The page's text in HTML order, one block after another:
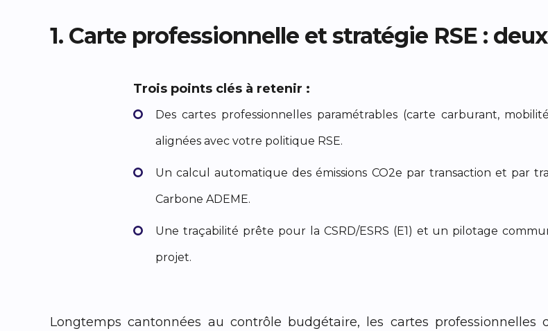
1. Carte professionnelle et stratégie RSE :
Trois points clés à retenir :
Des cartes professionnelles paramétrables (carte carburant,
alignées avec votre politique RSE.
Un calcul automatique des émissions CO2e par transaction et par
Carbone ADEME.
Une traçabilité prête pour la CSRD/ESRS (E1) et un pilotage
projet.
Longtemps cantonnées au contrôle budgétaire, les cartes professionnelles